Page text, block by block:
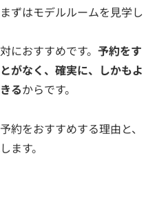
ずはモデルルームを見学し
におすすめです。 予約をす
がなく、確実に、しかもよ
るからです。
約をおすすめする理由と、
ます。